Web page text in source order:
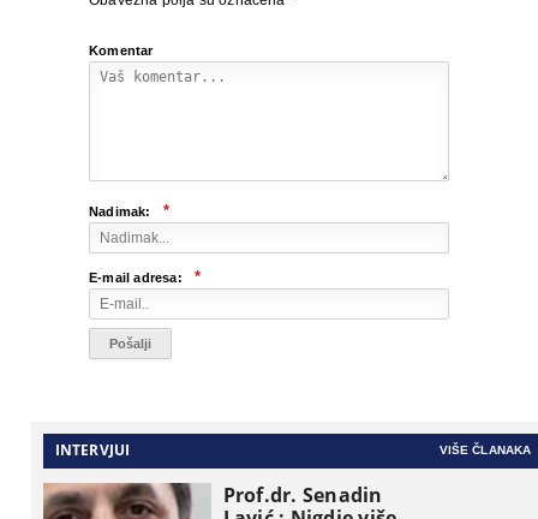
Komentar
Nadimak: *
E-mail adresa: *
INTERVJUI VIŠE ČLANAKA
Prof.dr. Senadin